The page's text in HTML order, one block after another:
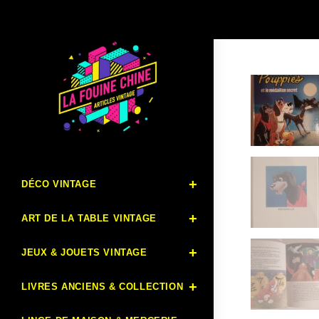
DÉCO VINTAGE
ART DE LA TABLE VINTAGE
JEUX & JOUETS VINTAGE
LIVRES ANCIENS & COLLECTION